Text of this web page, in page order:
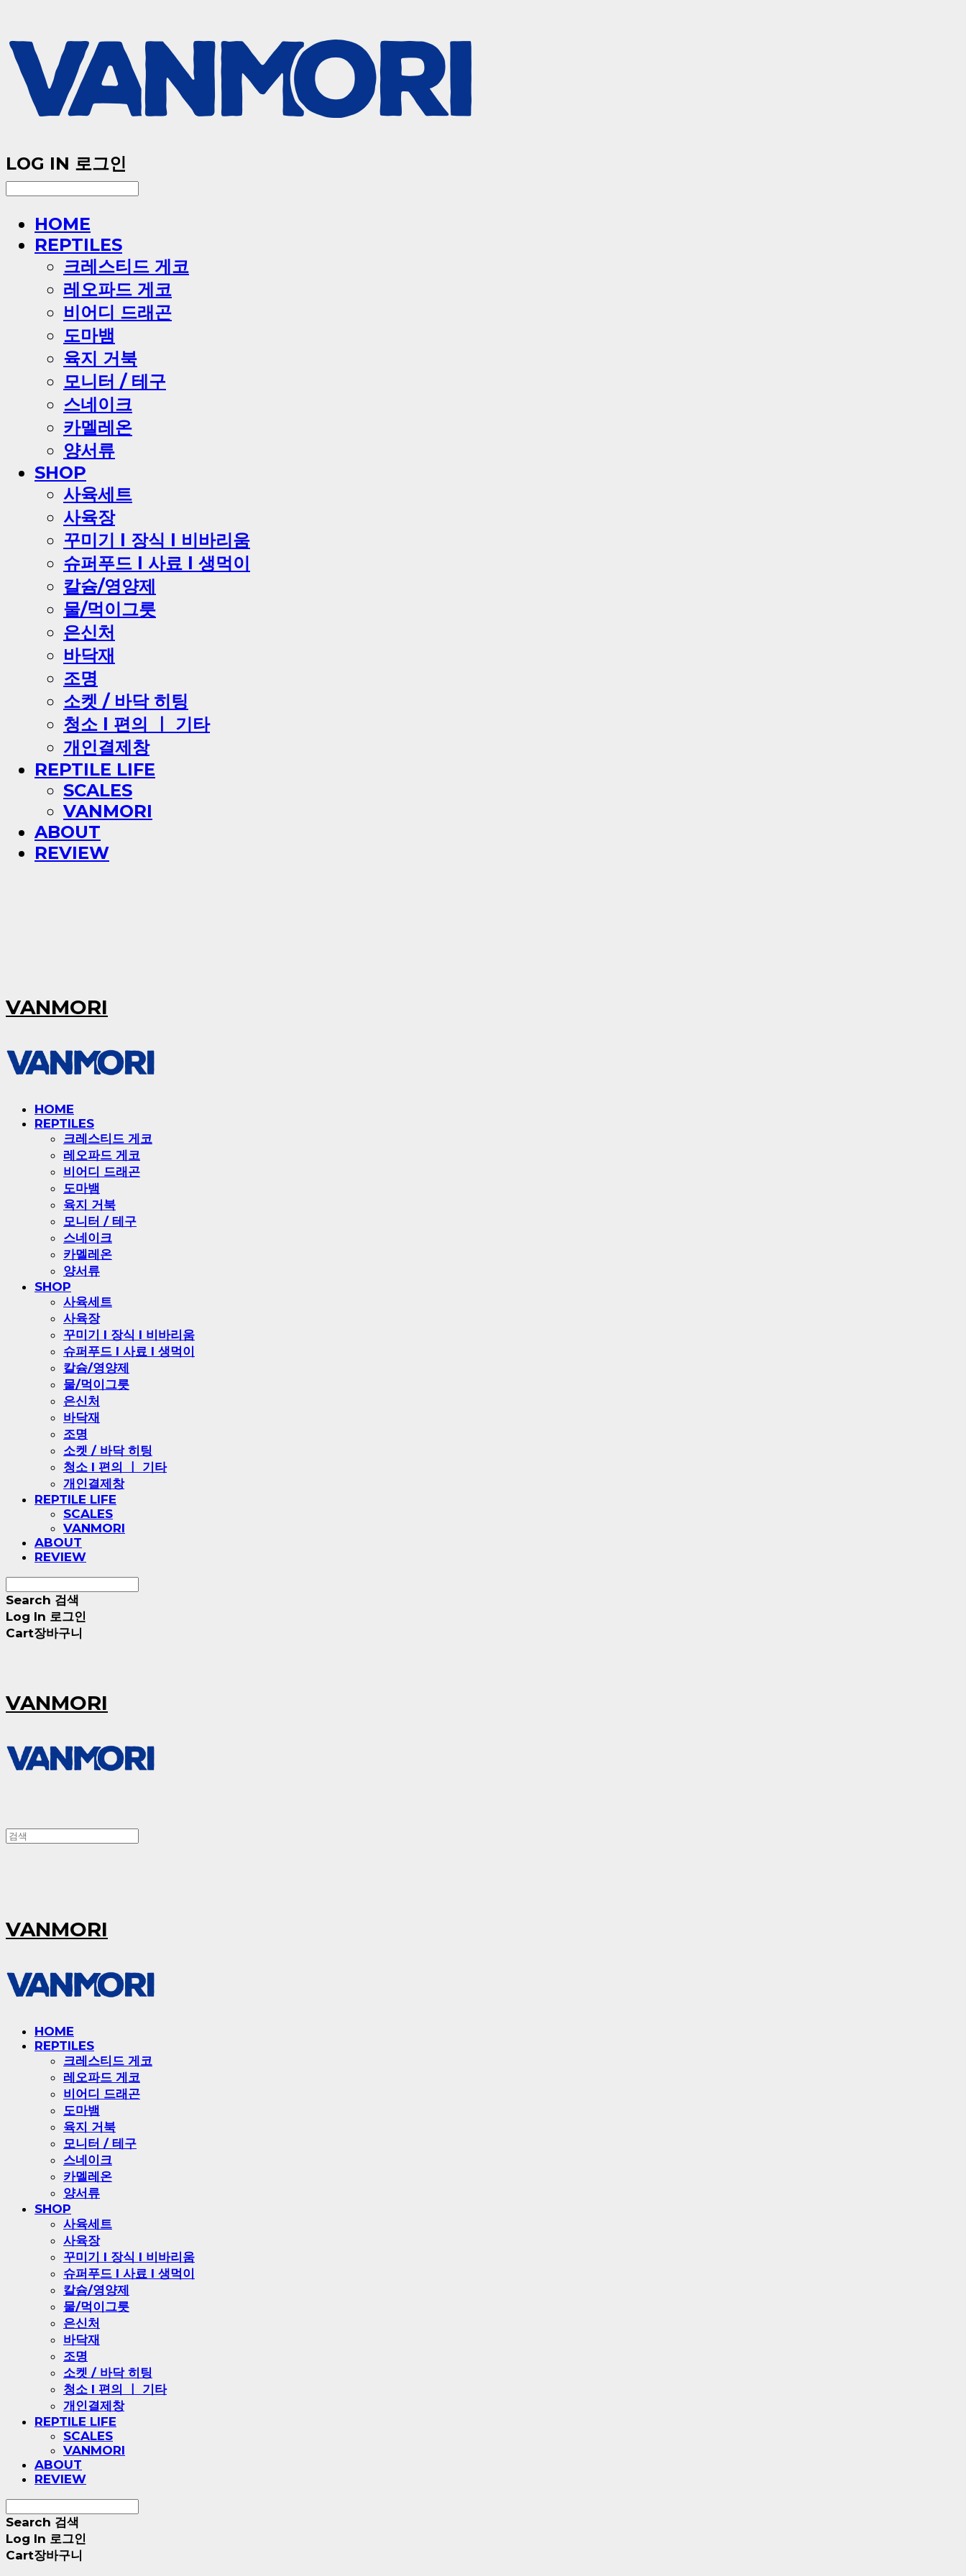
LOG IN 로그인
HOME
REPTILES
크레스티드 게코
레오파드 게코
비어디 드래곤
도마뱀
육지 거북
모니터 / 테구
스네이크
카멜레온
양서류
SHOP
사육세트
사육장
꾸미기 l 장식 l 비바리움
슈퍼푸드 l 사료 l 생먹이
칼슘/영양제
물/먹이그릇
은신처
바닥재
조명
소켓 / 바닥 히팅
청소 l 편의 ㅣ 기타
개인결제창
REPTILE LIFE
SCALES
VANMORI
ABOUT
REVIEW
VANMORI
HOME
REPTILES
크레스티드 게코
레오파드 게코
비어디 드래곤
도마뱀
육지 거북
모니터 / 테구
스네이크
카멜레온
양서류
SHOP
사육세트
사육장
꾸미기 l 장식 l 비바리움
슈퍼푸드 l 사료 l 생먹이
칼슘/영양제
물/먹이그릇
은신처
바닥재
조명
소켓 / 바닥 히팅
청소 l 편의 ㅣ 기타
개인결제창
REPTILE LIFE
SCALES
VANMORI
ABOUT
REVIEW
Search 검색
Log In 로그인
Cart장바구니
VANMORI
VANMORI
HOME
REPTILES
크레스티드 게코
레오파드 게코
비어디 드래곤
도마뱀
육지 거북
모니터 / 테구
스네이크
카멜레온
양서류
SHOP
사육세트
사육장
꾸미기 l 장식 l 비바리움
슈퍼푸드 l 사료 l 생먹이
칼슘/영양제
물/먹이그릇
은신처
바닥재
조명
소켓 / 바닥 히팅
청소 l 편의 ㅣ 기타
개인결제창
REPTILE LIFE
SCALES
VANMORI
ABOUT
REVIEW
Search 검색
Log In 로그인
Cart장바구니